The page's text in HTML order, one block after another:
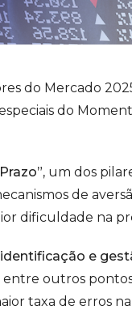
do Mercado
do
um dos
de
dificuldade na
e
outros pontos
taxa de erros